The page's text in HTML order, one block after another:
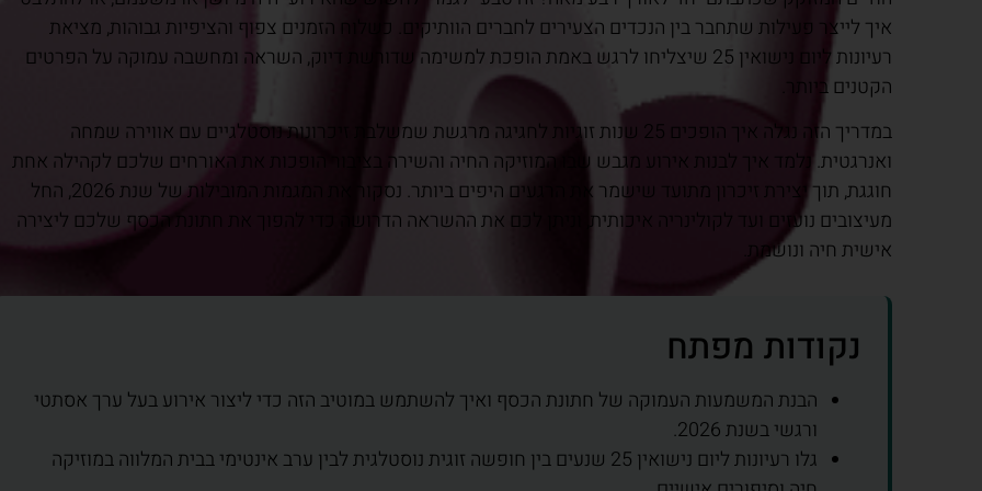
איך לייצר פעילות שתחבר בין הנכדים הצעירים לחברים הוותיקים. כשלוח הזמנים צפוף והציפיות גבוהות, מציאת
רעיונות ליום נישואין 25 שיצליחו לרגש באמת הופכת למשימה שדורשת דיוק, השראה ומחשבה עמוקה על הפרטים
הקטנים ביותר.
במדריך הזה נגלה איך הופכים 25 שנות זוגיות לחגיגה מרגשת שמשלבת זיכרונות נוסטלגיים עם אווירה שמחה
ואנרגטית. נלמד איך לבנות אירוע מגבש שבו המוזיקה החיה והשירה בציבור הופכות את האורחים שלכם לקהילה אחת
חוגגת, תוך יצירת זיכרון מתועד שישמר את הרגעים היפים ביותר. נסקור את המגמות המובילות של שנת 2026, החל
מעיצובים נועזים ועד לקולינריה איכותית, וניתן לכם את ההשראה הדרושה כדי להפוך את חתונת הכסף שלכם ליצירה
אישית חיה ונושמת.
נקודות מפתח
הבנת המשמעות העמוקה של חתונת הכסף ואיך להשתמש במוטיב הזה כדי ליצור אירוע בעל ערך אסתטי
ורגשי בשנת 2026.
גלו רעיונות ליום נישואין 25 שנעים בין חופשה זוגית נוסטלגית לבין ערב אינטימי בבית המלווה במוזיקה